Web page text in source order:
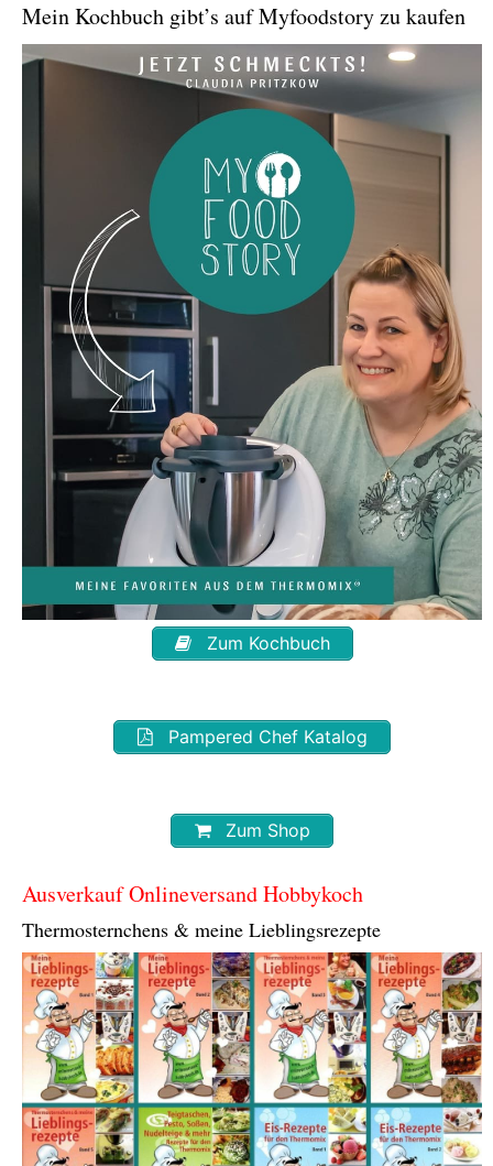
Mein Kochbuch gibt’s auf Myfoodstory zu kaufen
Zum Kochbuch
Pampered Chef Katalog
Zum Shop
Ausverkauf Onlineversand Hobbykoch
Thermosternchens & meine Lieblingsrezepte